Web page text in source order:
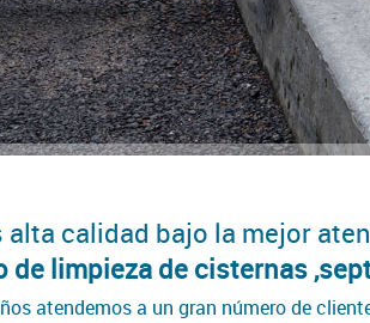
alta calidad bajo la mejor
de limpieza de cisternas
atendemos a un gran número de